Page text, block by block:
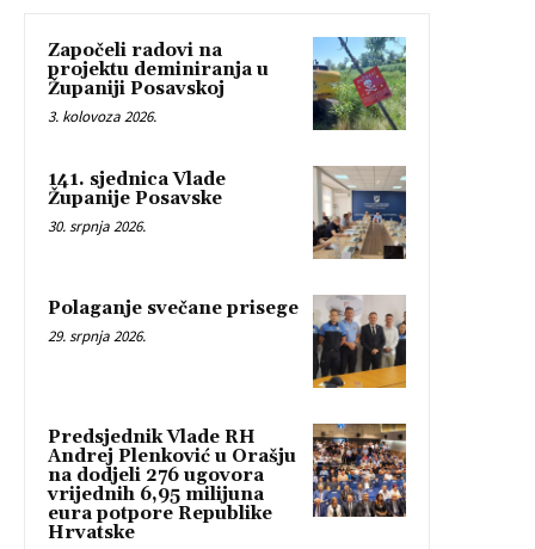
Započeli radovi na
projektu deminiranja u
Županiji Posavskoj
3. kolovoza 2026.
141. sjednica Vlade
Županije Posavske
30. srpnja 2026.
Polaganje svečane prisege
29. srpnja 2026.
Predsjednik Vlade RH
Andrej Plenković u Orašju
na dodjeli 276 ugovora
vrijednih 6,95 milijuna
eura potpore Republike
Hrvatske